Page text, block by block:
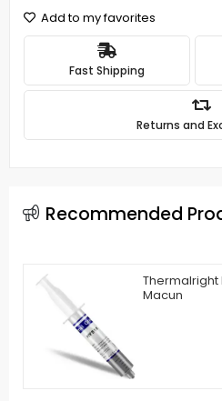
Add to my favorites
Fast Shipping
Returns and
Recommended
Thermalright
Macun